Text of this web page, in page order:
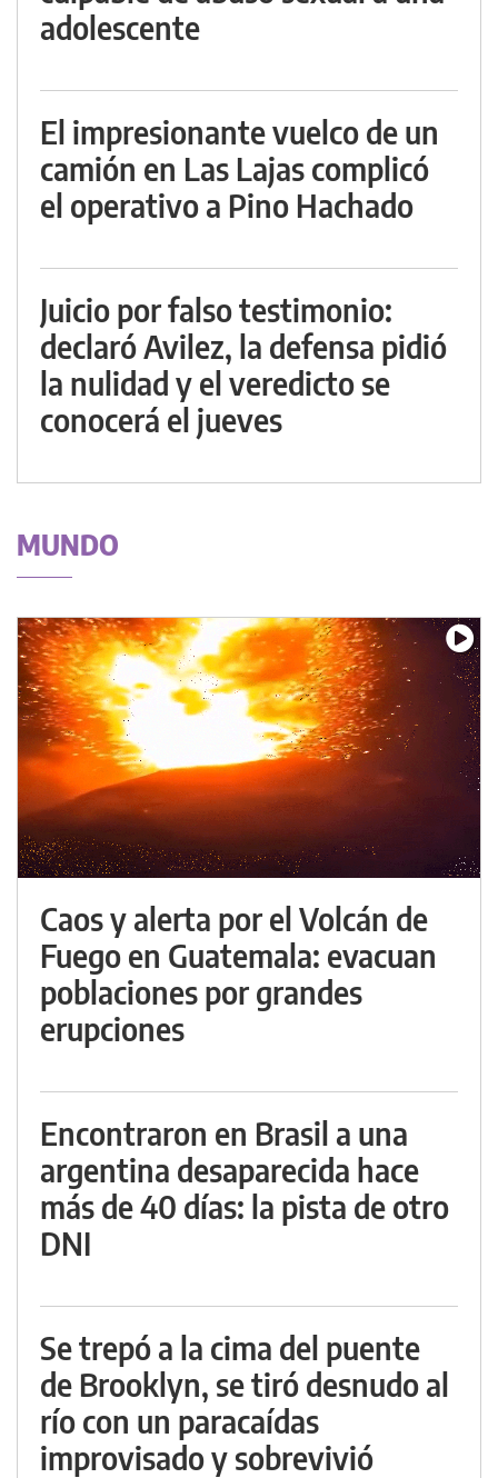
adolescente
El impresionante vuelco de un
camión en Las Lajas complicó
el operativo a Pino Hachado
Juicio por falso testimonio:
declaró Avilez, la defensa pidió
la nulidad y el veredicto se
conocerá el jueves
MUNDO
Caos y alerta por el Volcán de
Fuego en Guatemala: evacuan
poblaciones por grandes
erupciones
Encontraron en Brasil a una
argentina desaparecida hace
más de 40 días: la pista de otro
DNI
Se trepó a la cima del puente
de Brooklyn, se tiró desnudo al
río con un paracaídas
improvisado y sobrevivió